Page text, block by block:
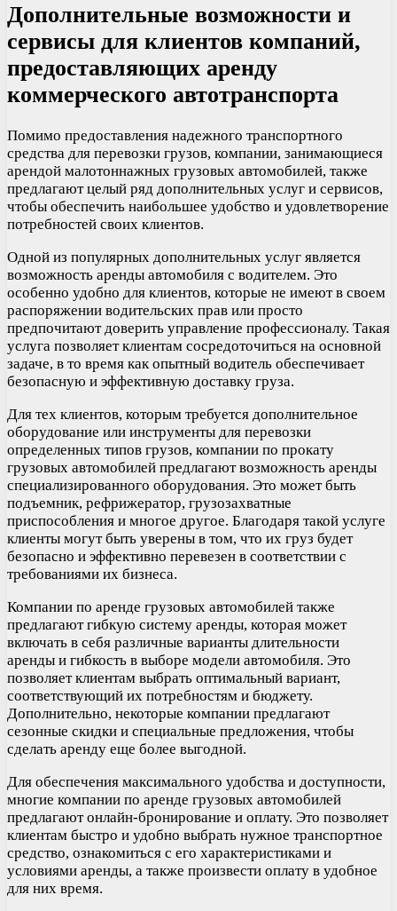
Дополнительные возможности и
сервисы для клиентов компаний,
предоставляющих аренду
коммерческого автотранспорта
Помимо предоставления надежного транспортного
средства для перевозки грузов, компании, занимающиеся
арендой малотоннажных грузовых автомобилей, также
предлагают целый ряд дополнительных услуг и сервисов,
чтобы обеспечить наибольшее удобство и удовлетворение
потребностей своих клиентов.
Одной из популярных дополнительных услуг является
возможность аренды автомобиля с водителем. Это
особенно удобно для клиентов, которые не имеют в своем
распоряжении водительских прав или просто
предпочитают доверить управление профессионалу. Такая
услуга позволяет клиентам сосредоточиться на основной
задаче, в то время как опытный водитель обеспечивает
безопасную и эффективную доставку груза.
Для тех клиентов, которым требуется дополнительное
оборудование или инструменты для перевозки
определенных типов грузов, компании по прокату
грузовых автомобилей предлагают возможность аренды
специализированного оборудования. Это может быть
подъемник, рефрижератор, грузозахватные
приспособления и многое другое. Благодаря такой услуге
клиенты могут быть уверены в том, что их груз будет
безопасно и эффективно перевезен в соответствии с
требованиями их бизнеса.
Компании по аренде грузовых автомобилей также
предлагают гибкую систему аренды, которая может
включать в себя различные варианты длительности
аренды и гибкость в выборе модели автомобиля. Это
позволяет клиентам выбрать оптимальный вариант,
соответствующий их потребностям и бюджету.
Дополнительно, некоторые компании предлагают
сезонные скидки и специальные предложения, чтобы
сделать аренду еще более выгодной.
Для обеспечения максимального удобства и доступности,
многие компании по аренде грузовых автомобилей
предлагают онлайн-бронирование и оплату. Это позволяет
клиентам быстро и удобно выбрать нужное транспортное
средство, ознакомиться с его характеристиками и
условиями аренды, а также произвести оплату в удобное
для них время.